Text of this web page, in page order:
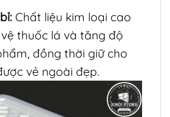
Chất liệu kim loại cao
thuốc lá và tăng độ
đồng thời giữ cho
vẻ ngoài đẹp.